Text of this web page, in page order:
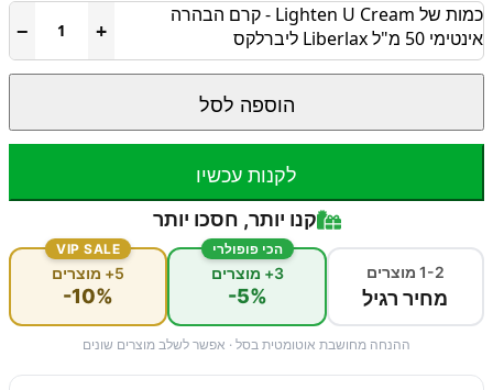
כמות של Lighten U Cream - קרם הבהרה
אינטימי 50 מ"ל Liberlax ליברלקס
+
−
הוספה לסל
לקנות עכשיו
קנו יותר, חסכו יותר
1-2 מוצרים
מחיר רגיל
הכי פופולרי
3+ מוצרים
-5%
VIP SALE
5+ מוצרים
-10%
ההנחה מחושבת אוטומטית בסל · אפשר לשלב מוצרים שונים